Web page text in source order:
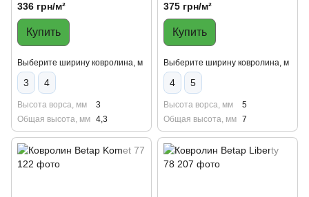
336 грн/м²
Купить
Выберите ширину ковролина, м
3 4
Высота ворса, мм
3
Общая высота, мм 4,3
375 грн/м²
Купить
Выберите ширину ковролина, м
4 5
Высота ворса, мм
5
Общая высота, мм 7